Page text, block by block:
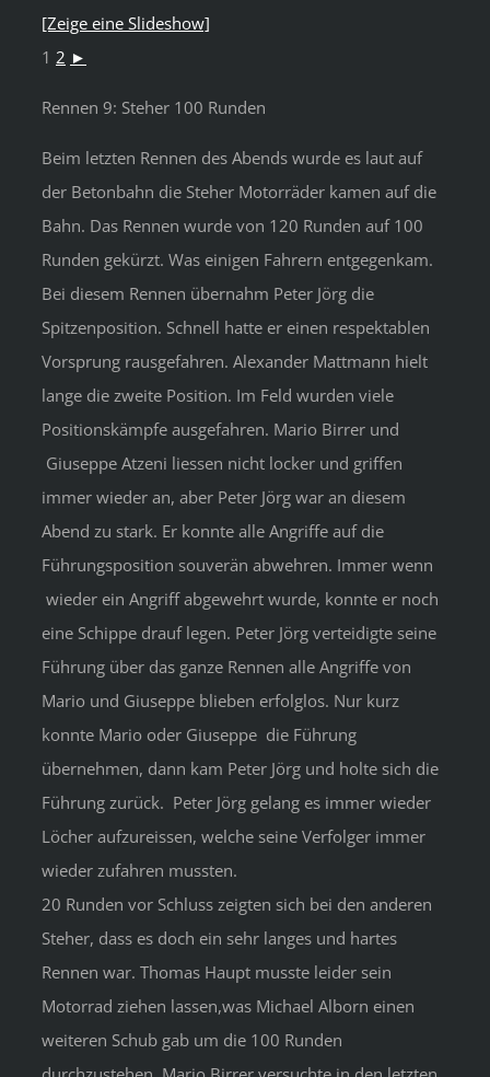
[Zeige eine Slideshow]
1 2 ►
Rennen 9: Steher 100 Runden
Beim letzten Rennen des Abends wurde es laut auf
der Betonbahn die Steher Motorräder kamen auf die
Bahn. Das Rennen wurde von 120 Runden auf 100
Runden gekürzt. Was einigen Fahrern entgegenkam.
Bei diesem Rennen übernahm Peter Jörg die
Spitzenposition. Schnell hatte er einen respektablen
Vorsprung rausgefahren. Alexander Mattmann hielt
lange die zweite Position. Im Feld wurden viele
Positionskämpfe ausgefahren. Mario Birrer und
Giuseppe Atzeni liessen nicht locker und griffen
immer wieder an, aber Peter Jörg war an diesem
Abend zu stark. Er konnte alle Angriffe auf die
Führungsposition souverän abwehren. Immer wenn
wieder ein Angriff abgewehrt wurde, konnte er noch
eine Schippe drauf legen. Peter Jörg verteidigte seine
Führung über das ganze Rennen alle Angriffe von
Mario und Giuseppe blieben erfolglos. Nur kurz
konnte Mario oder Giuseppe die Führung
übernehmen, dann kam Peter Jörg und holte sich die
Führung zurück. Peter Jörg gelang es immer wieder
Löcher aufzureissen, welche seine Verfolger immer
wieder zufahren mussten.
20 Runden vor Schluss zeigten sich bei den anderen
Steher, dass es doch ein sehr langes und hartes
Rennen war. Thomas Haupt musste leider sein
Motorrad ziehen lassen,was Michael Alborn einen
weiteren Schub gab um die 100 Runden